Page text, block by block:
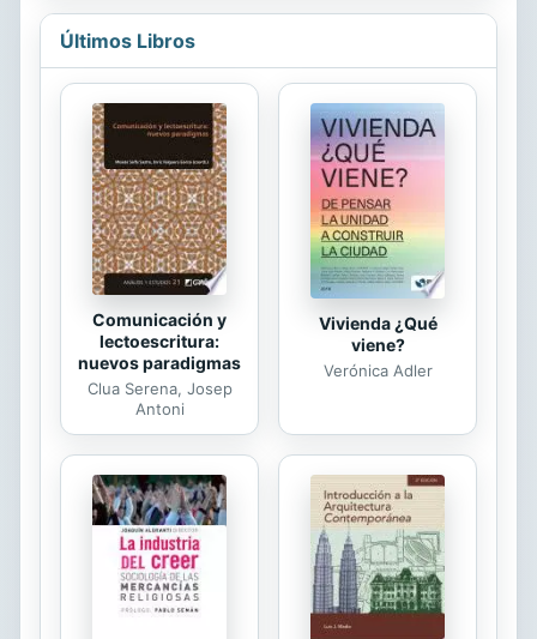
a showcase of some of the best
skins available, and plenty of emotes
rundown of some of the cutest pets
available in the game, for that extra
fancy back bling. With colorful
graphics and awesome pro tips, this
is the definitive guide to Fortnite.
First, gain in-depth knowledge on
how to best to play on mobile
devices....
Últimos Libros
Comunicación y
lectoescritura:
nuevos paradigmas
Clua Serena, Josep
Antoni
Vivienda ¿Qué
viene?
Verónica Adler